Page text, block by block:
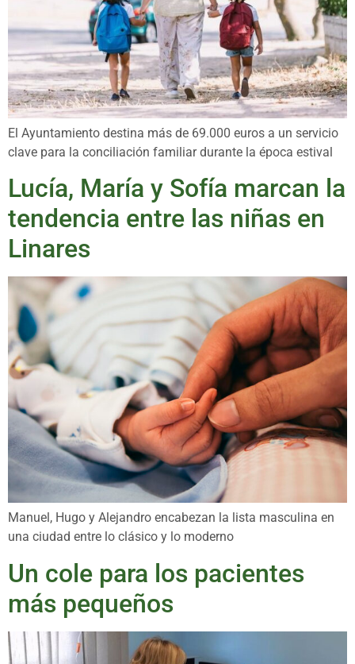
El Ayuntamiento destina más de 69.000 euros a un servicio
clave para la conciliación familiar durante la época estival
Lucía, María y Sofía marcan la
tendencia entre las niñas en
Linares
Manuel, Hugo y Alejandro encabezan la lista masculina en
una ciudad entre lo clásico y lo moderno
Un cole para los pacientes
más pequeños